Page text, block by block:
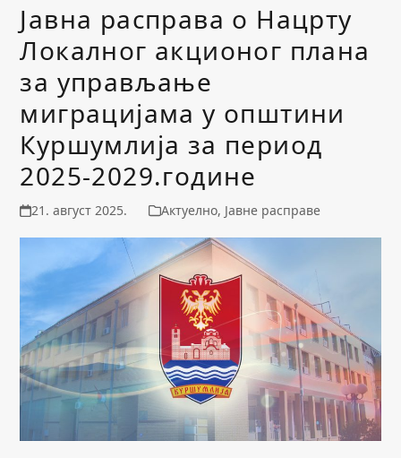
Јавна расправа о Нацрту
Локалног акционог плана
за управљање
миграцијама у општини
Куршумлија за период
2025-2029.године
21. август 2025. Актуелно, Јавне расправе